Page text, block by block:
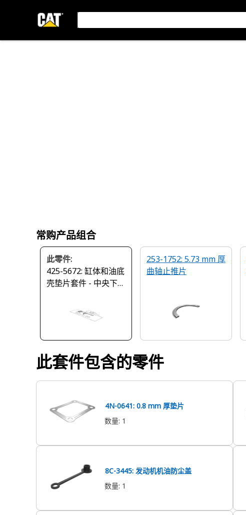
常购产品组合
此零件:
425-5672: 缸体和油底
壳垫片套件 - 中央下部
253-1752: 5.73 mm 厚
曲轴止推片
此套件包含的零件
4N-0641: 0.8 mm 厚垫片
数量: 1
8C-3445: 发动机机油防尘盖
数量: 1